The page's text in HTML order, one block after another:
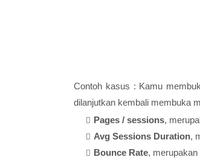
Contoh kasus : Kamu
dilanjutkan kembali membuka
Pages / sessions,
Avg Sessions Duration,
Bounce Rate,